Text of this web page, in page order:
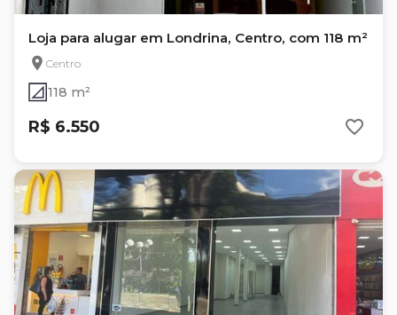
Loja para alugar em Londrina, Centro, com 118 m²
Centro
118 m²
R$ 6.550